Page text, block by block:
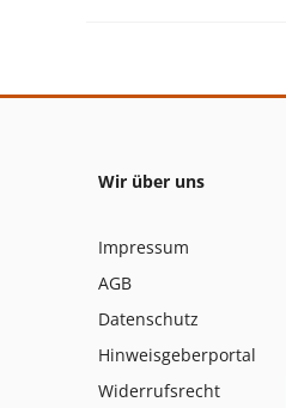
Wir über uns
Impressum
AGB
Datenschutz
Hinweisgeberportal
Widerrufsrecht